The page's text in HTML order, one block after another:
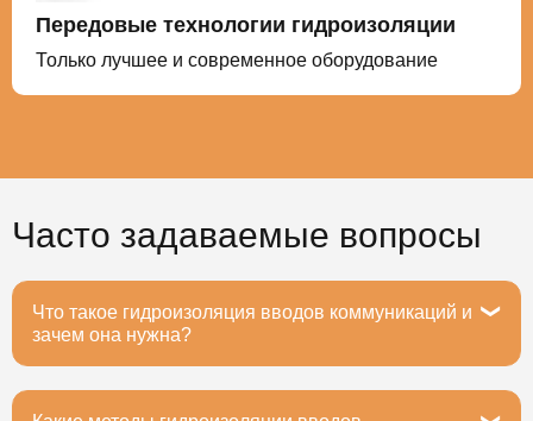
Передовые технологии гидроизоляции
Только лучшее и современное оборудование
Часто задаваемые вопросы
Что такое гидроизоляция вводов коммуникаций и
зачем она нужна?